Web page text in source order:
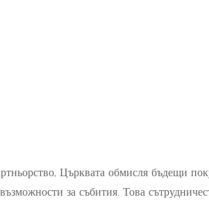
Църквата обмисля бъдещи
за събития. Това